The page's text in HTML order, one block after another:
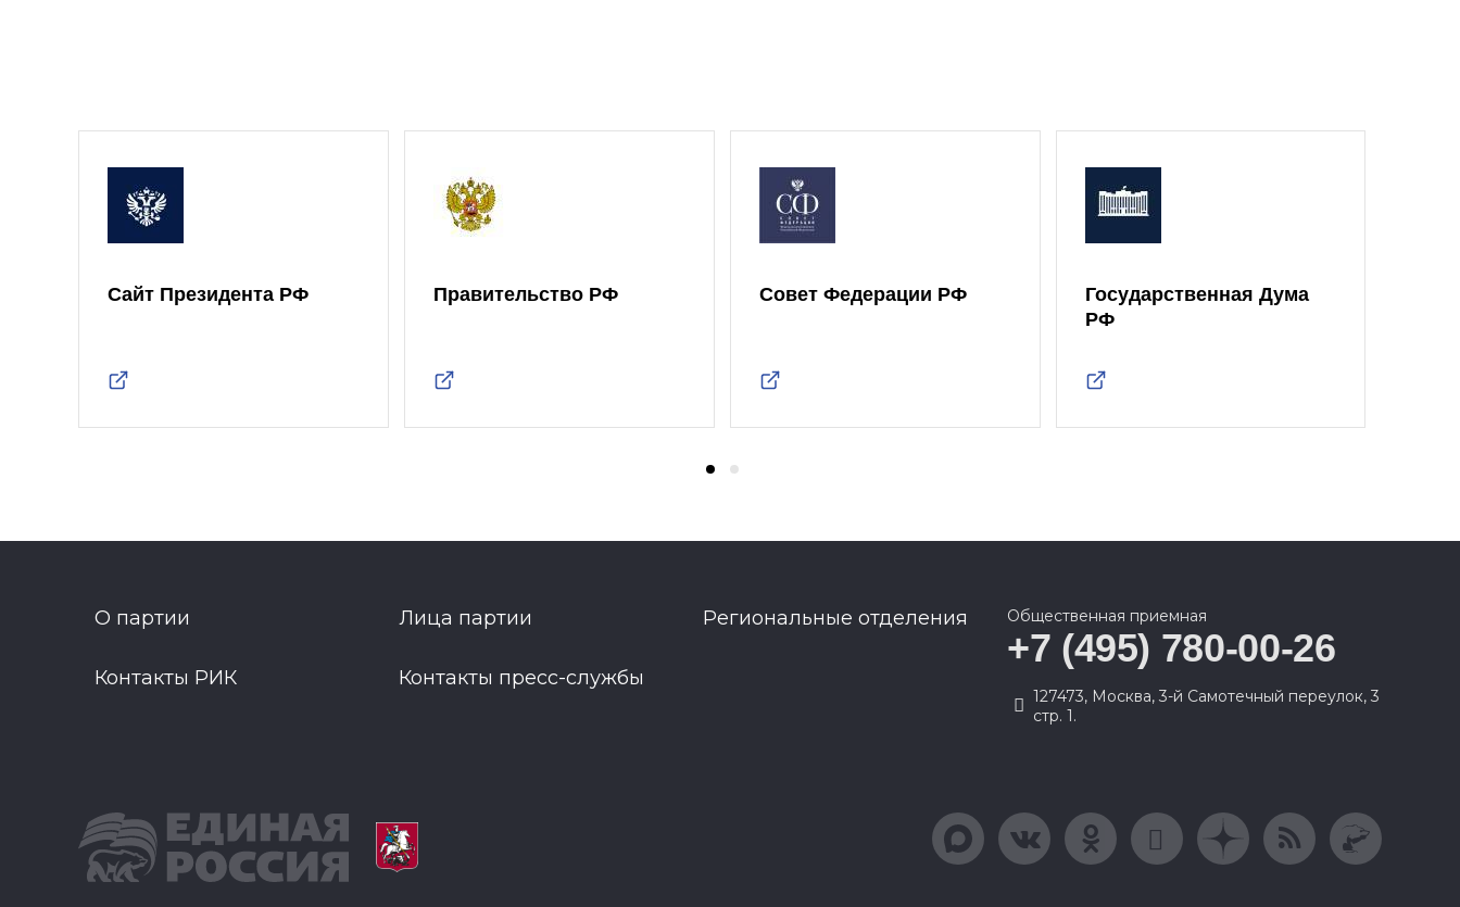
Сайт Президента РФ Правительство РФ Совет Федерации РФ
Государственная Дума
РФ
О партии Лица партии Региональные отделения
Контакты РИК Контакты пресс-службы
Общественная приемная
+7 (495) 780-00-26
127473, Москва, 3-й Самотечный переулок, 3
стр. 1.